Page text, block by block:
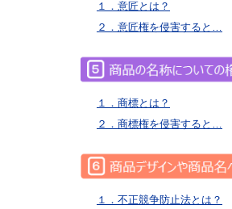
１．意匠とは？
２．意匠権を侵害すると…
１．商標とは？
２．商標権を侵害すると…
１．不正競争防止法とは？